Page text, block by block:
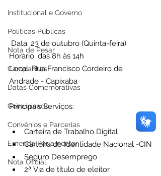
Institucional e Governo
Políticas Públicas
Nota de Pesar
Campanhas
Datas Comemorativas
Comunicado
Convênios e Parcerias
Emenda Parlamentar
Nota Oficial
Data: 23 de outubro (Quinta-feira)
Horário: das 8h às 14h
Local: Rua Francisco Cordeiro de
Andrade - Capixaba
Principais Serviços:
Carteira de Trabalho Digital
Carteira de Identidade Nacional -CIN
Seguro Desemprego
2ª Via de título de eleitor